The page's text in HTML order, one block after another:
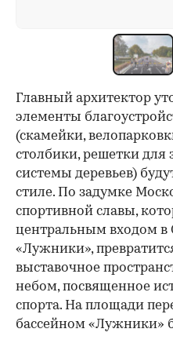
Главный архитектор
элементы
(скамейки,
столбики, решетки
системы деревьев)
стиле. По задумке
спортивной славы,
центральным входом
«Лужники»,
выставочное
небом, посвященное
спорта. На площади
бассейном «Лужники»